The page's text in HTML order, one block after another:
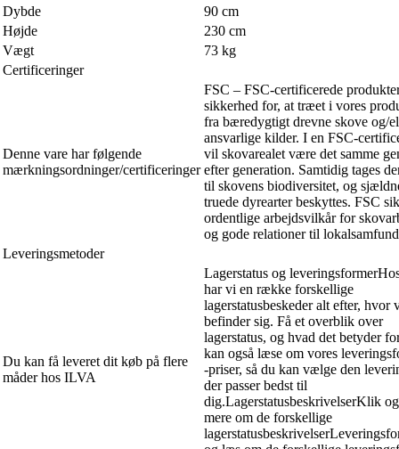
Dybde
90 cm
Højde
230 cm
Vægt
73 kg
Certificeringer
Denne vare har følgende
mærkningsordninger/certificeringer
FSC – FSC-certificerede
sikkerhed for, at træet i vores
fra bæredygtigt drevne skove og/
ansvarlige kilder. I en FSC-
vil skovarealet være det samme
efter generation. Samtidig tages
til skovens biodiversitet, og
truede dyrearter beskyttes. FSC
ordentlige arbejdsvilkår for
og gode relationer til
Leveringsmetoder
Du kan få leveret dit køb på flere
måder hos ILVA
Lagerstatus og
har vi en række forskellige
lagerstatusbeskeder alt efter, hvor
befinder sig. Få et overblik over
lagerstatus, og hvad det betyder
kan også læse om vores
-priser, så du kan vælge den
der passer bedst til
dig.LagerstatusbeskrivelserKlik
mere om de forskellige